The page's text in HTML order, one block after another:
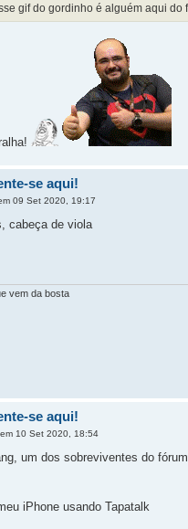
gif do gordinho é alguém aqui do
se aqui!
09 Set 2020, 19:17
cabeça de viola
vem da bosta
se aqui!
10 Set 2020, 18:54
um dos sobreviventes do
iPhone usando Tapatalk